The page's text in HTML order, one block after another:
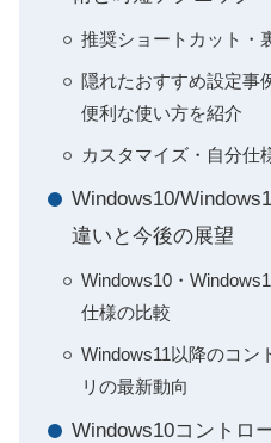
推奨ショートカット・
隠れたおすすめ設定事
便利な使い方を紹介
カスタマイズ・自分仕
Windows10/
違いと今後の展望
Windows10・
仕様の比較
Windows11以降のコン
リの最新動向
Windows10コントロ